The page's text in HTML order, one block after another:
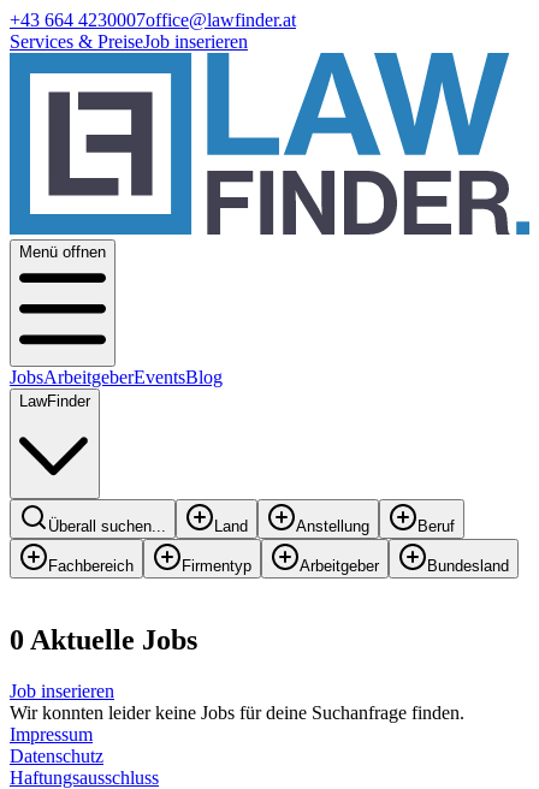
+43 664 4230007office@lawfinder.at
Services & PreiseJob inserieren
Menü offnen
JobsArbeitgeberEventsBlog
LawFinder
Überall suchen... Land Anstellung Beruf
Fachbereich Firmentyp Arbeitgeber Bundesland
0 Aktuelle Jobs
Job inserieren
Wir konnten leider keine Jobs für deine Suchanfrage finden.
Impressum
Datenschutz
Haftungsausschluss